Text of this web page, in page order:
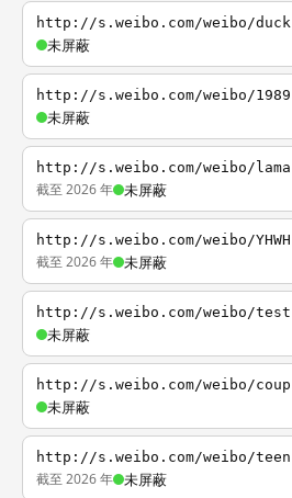
http://s.weibo.com/weibo/duck
未屏蔽
http://s.weibo.com/weibo/1989
未屏蔽
http://s.weibo.com/weibo/lama
截至 2026 年 未屏蔽
http://s.weibo.com/weibo/YHWH
截至 2026 年 未屏蔽
http://s.weibo.com/weibo/test
未屏蔽
http://s.weibo.com/weibo/coup
未屏蔽
http://s.weibo.com/weibo/teen
截至 2026 年 未屏蔽